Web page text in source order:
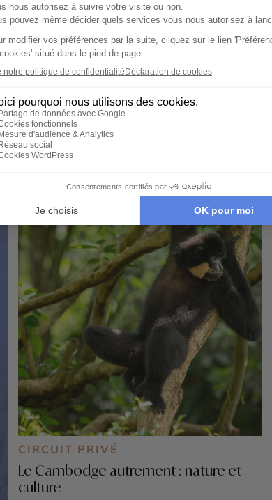
Vietnam et temples d'Angkor en petit
groupe
16 jours - À partir de
Siem Reap - Hoi An - Delta du Mekong -
Baie d'Halong - Temples d'Angkor - Village
de Tra Que - Tonlé Sap - Banteay Srei - Ta
Prohm - Temple de la Littérature
CIRCUIT PRIVÉ
Le Cambodge autrement : nature et
culture